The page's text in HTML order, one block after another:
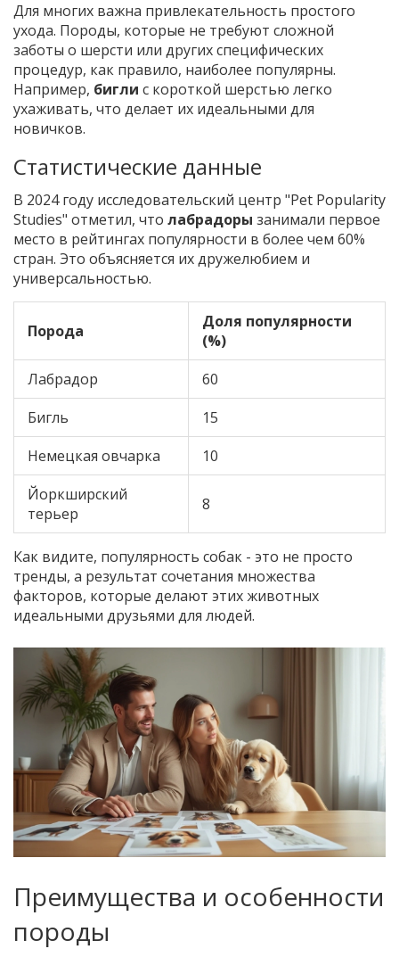
Для многих важна привлекательность простого
ухода. Породы, которые не требуют сложной
заботы о шерсти или других специфических
процедур, как правило, наиболее популярны.
Например, бигли с короткой шерстью легко
ухаживать, что делает их идеальными для
новичков.
Статистические данные
В 2024 году исследовательский центр "Pet Popularity
Studies" отметил, что лабрадоры занимали первое
место в рейтингах популярности в более чем 60%
стран. Это объясняется их дружелюбием и
универсальностью.
Порода
Доля популярности
(%)
Лабрадор
60
Бигль
15
Немецкая овчарка
10
Йоркширский
терьер
8
Как видите, популярность собак - это не просто
тренды, а результат сочетания множества
факторов, которые делают этих животных
идеальными друзьями для людей.
Преимущества и особенности
породы